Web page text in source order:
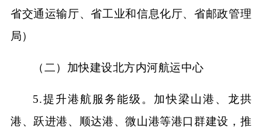
省交通运输厅、省工业和信息化厅、省邮政管理
局）
（二）加快建设北方内河航运中心
5.提升港航服务能级。加快梁山港、龙拱
港、跃进港、顺达港、微山港等港口群建设，推